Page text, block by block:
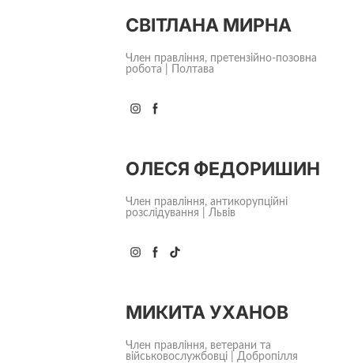
СВІТЛАНА МИРНА
Член правління, претензійно-позовна
робота | Полтава
ОЛЕСЯ ФЕДОРИШИН
Член правління, антикорупційні
розслідування | Львів
МИКИТА УХАНОВ
Член правління, ветерани та
військовослужбовці | Добропілля